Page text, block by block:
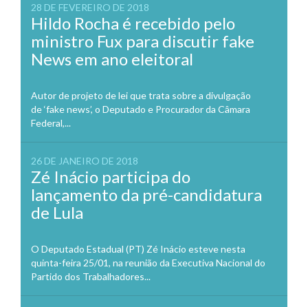
28 DE FEVEREIRO DE 2018
Hildo Rocha é recebido pelo
ministro Fux para discutir fake
News em ano eleitoral
Autor de projeto de lei que trata sobre a divulgação
de ‘fake news’, o Deputado e Procurador da Câmara
Federal,...
26 DE JANEIRO DE 2018
Zé Inácio participa do
lançamento da pré-candidatura
de Lula
O Deputado Estadual (PT) Zé Inácio esteve nesta
quinta-feira 25/01, na reunião da Executiva Nacional do
Partido dos Trabalhadores...